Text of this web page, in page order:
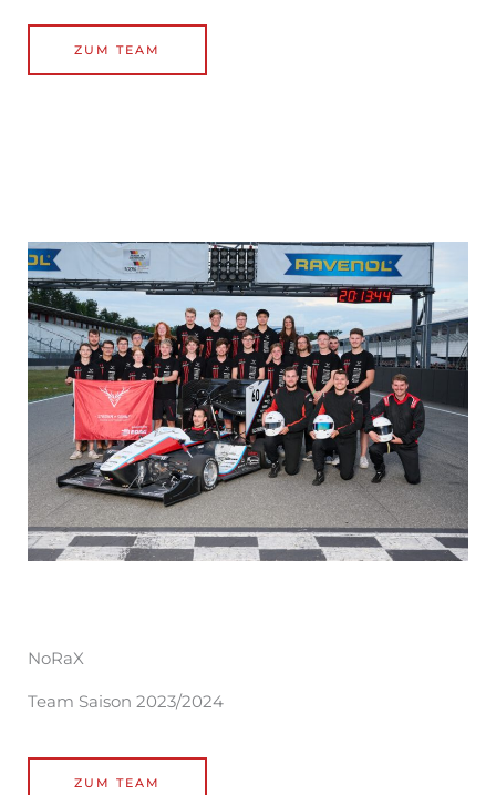
ZUM TEAM
NoRaX
Team Saison 2023/2024
ZUM TEAM